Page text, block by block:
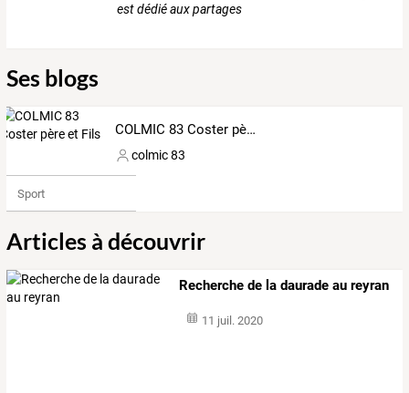
est dédié aux partages
Ses blogs
COLMIC 83 Coster père et Fils
colmic 83
Sport
Articles à découvrir
Recherche de la daurade au reyran
11 juil. 2020